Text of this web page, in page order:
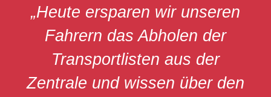
„Heute ersparen wir unseren
Fahrern das Abholen der
Transportlisten aus der
Zentrale und wissen über den